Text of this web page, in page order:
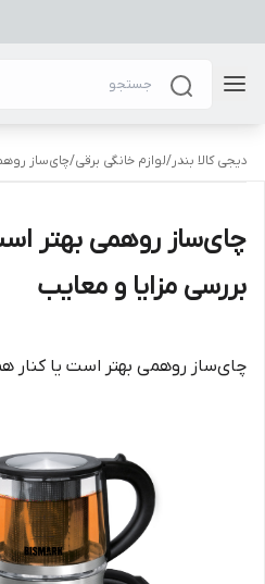
دیجی کالا بندر/لوازم خانگی برقی/چای‌ساز
چای‌ساز روهمی بهتر
بررسی مزایا و معایب
چای‌ساز روهمی بهتر است یا کنار